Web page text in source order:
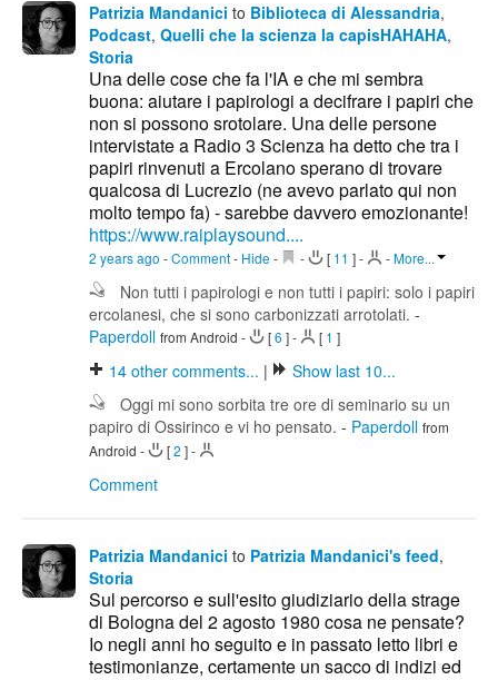
Patrizia Mandanici to Biblioteca di Alessandria,
Podcast, Quelli che la scienza la capisHAHAHA,
Storia
Una delle cose che fa l'IA e che mi sembra
buona: aiutare i papirologi a decifrare i papiri che
non si possono srotolare. Una delle persone
intervistate a Radio 3 Scienza ha detto che tra i
papiri rinvenuti a Ercolano sperano di trovare
qualcosa di Lucrezio (ne avevo parlato qui non
molto tempo fa) - sarebbe davvero emozionante!
https://www.raiplaysound....
2 years ago -Comment- Hide - - [ 11 ]- -More...
Non tutti i papirologi e non tutti i papiri: solo i papiri
ercolanesi, che si sono carbonizzati arrotolati. -
Paperdoll from Android - [6 ]- [ 1 ]
14 other comments... |
Show last 10...
Oggi mi sono sorbita tre ore di seminario su un
papiro di Ossirinco e vi ho pensato. - Paperdoll from
Android - [2 ]-
Comment
Patrizia Mandanici to Patrizia Mandanici's feed,
Storia
Sul percorso e sull'esito giudiziario della strage
di Bologna del 2 agosto 1980 cosa ne pensate?
Io negli anni ho seguito e in passato letto libri e
testimonianze, certamente un sacco di indizi ed